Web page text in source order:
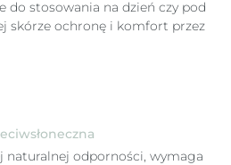
do stosowania na dzień czy pod
skórze ochronę i komfort przez
naturalnej odporności, wymaga